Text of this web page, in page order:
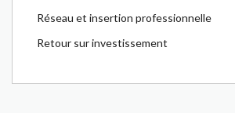
Réseau et insertion professionnelle
Retour sur investissement